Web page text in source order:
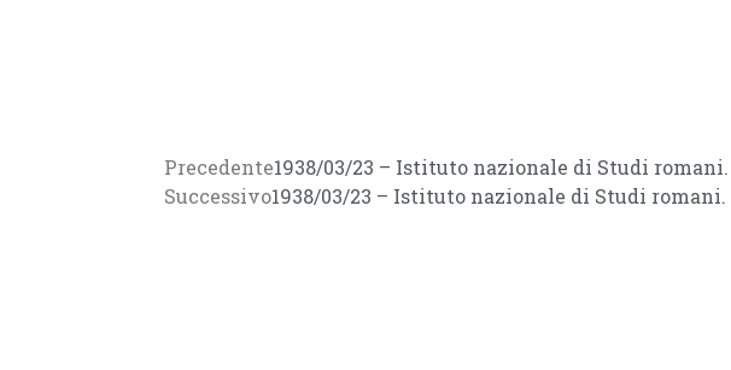
Precedente1938/03/23 – Istituto nazionale di Studi
Successivo1938/03/23 – Istituto nazionale di Studi romani.